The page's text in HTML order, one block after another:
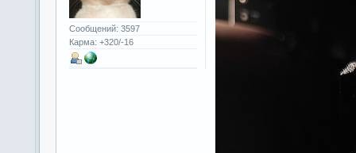
Сообщений: 3597
Карма: +320/-16